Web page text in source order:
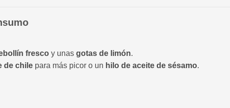
fresco y unasgotas de limón.
de chile para más picor o un hilo de aceite de sésamo.